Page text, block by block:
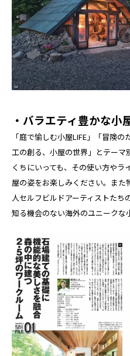
・バラエティ豊かな小
「庭で愉しむ小屋LIFE」「冒険
工の創る、小屋の世界」とテー
くちにいっても、その使い方や
屋の姿をお楽しみください。ま
人セルフビルドアーティストたち
知る機会のない海外のユニークな